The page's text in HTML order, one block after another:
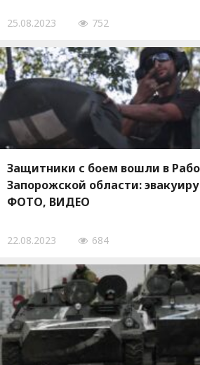
25.08.2023 752
Защитники с боем вошли в
Запорожской области:
ФОТО, ВИДЕО
22.08.2023 684